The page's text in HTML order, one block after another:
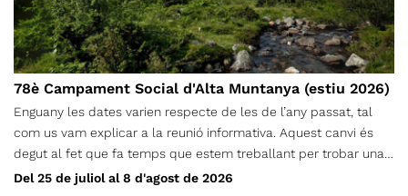
78è Campament Social d'Alta Muntanya (estiu 2026)
Enguany les dates varien respecte de les de l’any passat, tal
com us vam explicar a la reunió informativa. Aquest canvi és
degut al fet que fa temps que estem treballant per trobar una
zona adequada en un entorn proper i de muntanya, i després
Del 25 de juliol al 8 d'agost de 2026